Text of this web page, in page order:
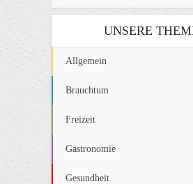
UNSERE
Allgemein
Brauchtum
Freizeit
Gastronomie
Gesundheit